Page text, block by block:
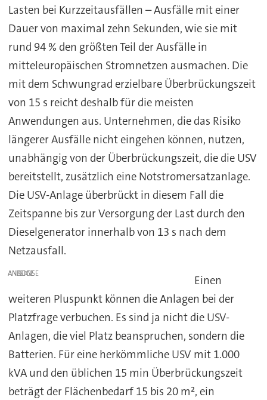
Lasten bei Kurzzeitausfällen – Ausfälle mit einer
Dauer von maximal zehn Sekunden, wie sie mit
rund 94 % den größten Teil der Ausfälle in
mitteleuropäischen Stromnetzen ausmachen. Die
mit dem Schwungrad erzielbare Überbrückungszeit
von 15 s reicht deshalb für die meisten
Anwendungen aus. Unternehmen, die das Risiko
längerer Ausfälle nicht eingehen können, nutzen,
unabhängig von der Überbrückungszeit, die die USV
bereitstellt, zusätzlich eine Notstromersatzanlage.
Die USV-Anlage überbrückt in diesem Fall die
Zeitspanne bis zur Versorgung der Last durch den
Dieselgenerator innerhalb von 13 s nach dem
Netzausfall.
ANZEIGE
Einen
weiteren Pluspunkt können die Anlagen bei der
Platzfrage verbuchen. Es sind ja nicht die USV-
Anlagen, die viel Platz beanspruchen, sondern die
Batterien. Für eine herkömmliche USV mit 1.000
kVA und den üblichen 15 min Überbrückungszeit
beträgt der Flächenbedarf 15 bis 20 m², ein